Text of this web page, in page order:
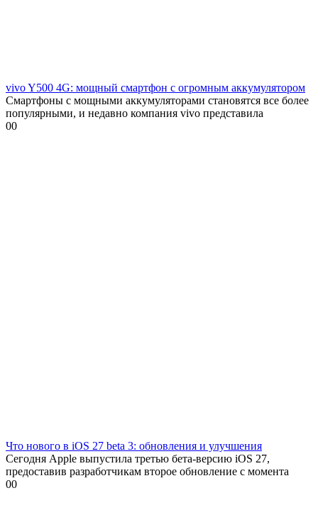
vivo Y500 4G: мощный смартфон с огромным аккумулятором
Смартфоны с мощными аккумуляторами становятся все более
популярными, и недавно компания vivo представила
00
Что нового в iOS 27 beta 3: обновления и улучшения
Сегодня Apple выпустила третью бета-версию iOS 27,
предоставив разработчикам второе обновление с момента
00